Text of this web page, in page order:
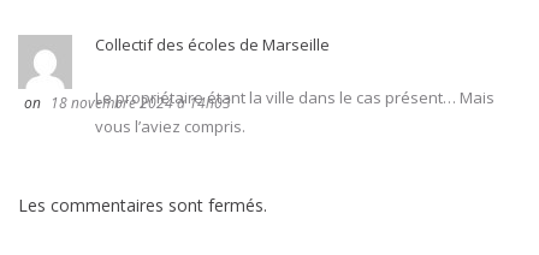
Collectif des écoles de Marseille
18 novembre 2024 à 14h03
Le propriétaire étant la ville dans le cas présent… Mais
vous l’aviez compris.
Les commentaires sont fermés.